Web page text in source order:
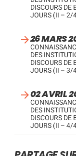
DISCOURS DE
JOURS (II – 2/
26 MARS
DES
DISCOURS DE
JOURS (II – 3/
02 AVRIL
DES
DISCOURS DE
JOURS (II – 4/